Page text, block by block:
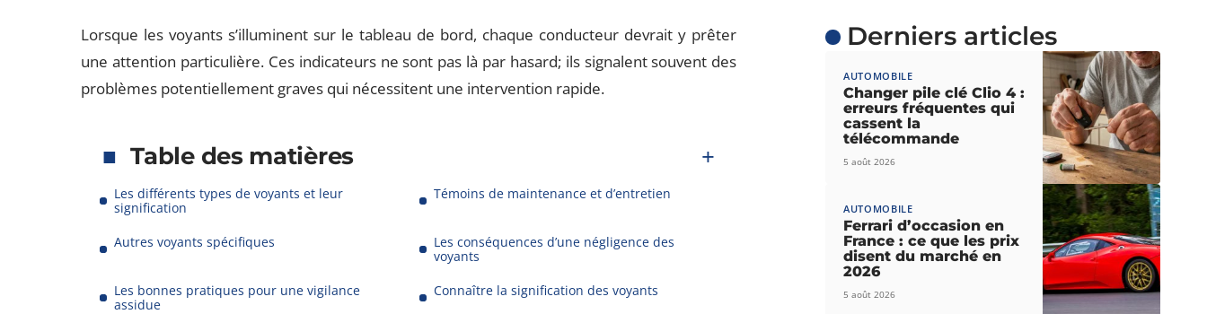
Lorsque les voyants s’illuminent sur le tableau de bord, chaque conducteur devrait y prêter
une attention particulière. Ces indicateurs ne sont pas là par hasard; ils signalent souvent des
problèmes potentiellement graves qui nécessitent une intervention rapide.
Table des matières
Les différents types de voyants et leur
signification
Témoins de maintenance et d’entretien
Autres voyants spécifiques
Les conséquences d’une négligence des
voyants
Les bonnes pratiques pour une vigilance
assidue
Connaître la signification des voyants
Derniers articles
AUTOMOBILE
Changer pile clé Clio 4 :
erreurs fréquentes qui
cassent la
télécommande
5 août 2026
AUTOMOBILE
Ferrari d’occasion en
France : ce que les prix
disent du marché en
2026
5 août 2026